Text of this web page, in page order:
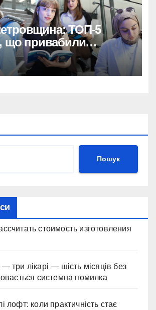
ТОП-5
що привабили
Пошук
стоимость изготовления
три лікарі — шість місяців без
системна помилка
лофт: коли практичність стає